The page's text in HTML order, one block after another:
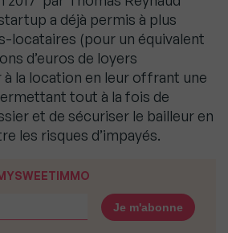
a déjà permis à plus
locataires (pour un équivalent
d’euros de loyers
à la location en leur offrant une
tout à la fois de
et de sécuriser le bailleur en
les risques d’impayés.